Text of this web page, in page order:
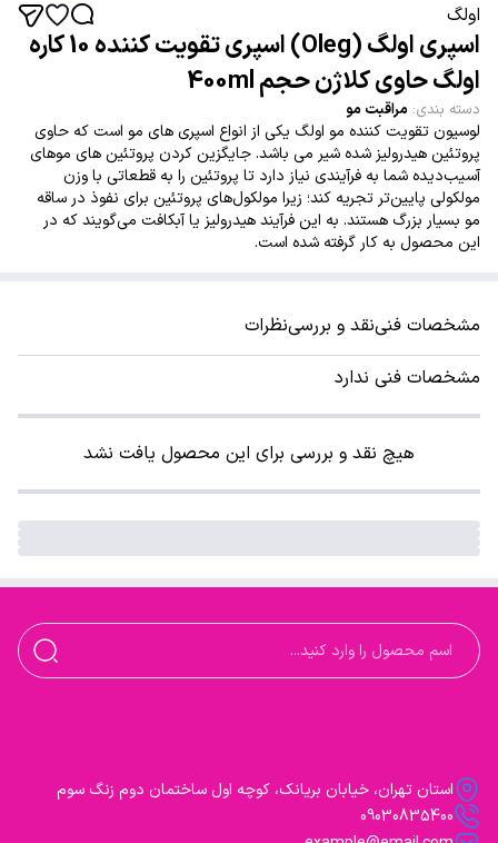
اولگ
اسپری اولگ (Oleg) اسپری تقویت کننده 10 کاره
اولگ حاوی کلاژن حجم 400ml
دسته بندی: مراقبت مو
لوسیون تقویت کننده مو اولگ یکی از انواع اسپری های مو است که حاوی
پروتئین هیدرولیز شده شیر می باشد. جایگزین کردن پروتئین های موهای
آسیب‌دیده شما به فرآیندی نیاز دارد تا پروتئین را به قطعاتی با وزن
مولکولی پایین‌تر تجریه کند؛ زیرا مولکول‌های پروتئین برای نفوذ در ساقه
مو بسیار بزرگ هستند. به این فرآیند هیدرولیز یا آبکافت می‌گویند که در
این محصول به کار گرفته شده است.
مشخصات فنینقد و بررسینظرات
مشخصات فنی ندارد
هیچ نقد و بررسی برای این محصول یافت نشد
استان تهران، خیابان بریانک، کوچه اول ساختمان دوم زنگ سوم
09030835400